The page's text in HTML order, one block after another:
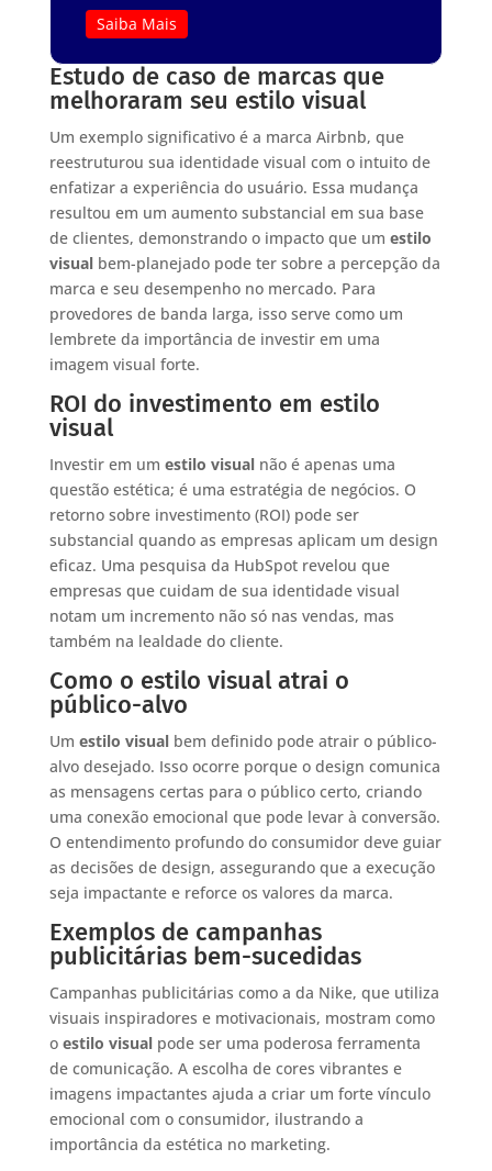
Saiba Mais
Estudo de caso de marcas que
melhoraram seu estilo visual
Um exemplo significativo é a marca Airbnb, que
reestruturou sua identidade visual com o intuito de
enfatizar a experiência do usuário. Essa mudança
resultou em um aumento substancial em sua base
de clientes, demonstrando o impacto que um estilo
visualbem-planejado pode ter sobre a percepção da
marca e seu desempenho no mercado. Para
provedores de banda larga, isso serve como um
lembrete da importância de investir em uma
imagem visual forte.
ROI do investimento em estilo
visual
Investir em um estilo visualnão é apenas uma
questão estética; é uma estratégia de negócios. O
retorno sobre investimento (ROI) pode ser
substancial quando as empresas aplicam um design
eficaz. Uma pesquisa da HubSpot revelou que
empresas que cuidam de sua identidade visual
notam um incremento não só nas vendas, mas
também na lealdade do cliente.
Como o estilo visual atrai o
público-alvo
Um estilo visualbem definido pode atrair o público-
alvo desejado. Isso ocorre porque o design comunica
as mensagens certas para o público certo, criando
uma conexão emocional que pode levar à conversão.
O entendimento profundo do consumidor deve guiar
as decisões de design, assegurando que a execução
seja impactante e reforce os valores da marca.
Exemplos de campanhas
publicitárias bem-sucedidas
Campanhas publicitárias como a da Nike, que utiliza
visuais inspiradores e motivacionais, mostram como
o estilo visualpode ser uma poderosa ferramenta
de comunicação. A escolha de cores vibrantes e
imagens impactantes ajuda a criar um forte vínculo
emocional com o consumidor, ilustrando a
importância da estética no marketing.